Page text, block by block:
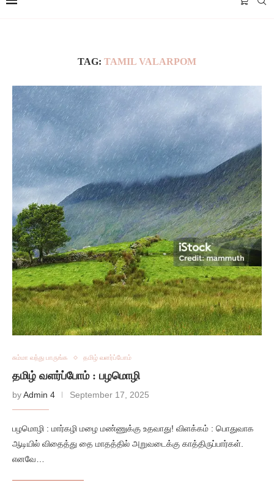
TAG: TAMIL VALARPOM
சும்மா வந்து பாருங்க தமிழ் வளர்ப்போம்
தமிழ் வளர்ப்போம் : பழமொழி
byAdmin 4 September 17, 2025
பழமொழி : மார்கழி மழை மண்ணுக்கு உதவாது! விளக்கம் : பொதுவாக
ஆடியில் விதைத்து தை மாதத்தில் அறுவடைக்கு காத்திருப்பார்கள்.
எனவே…